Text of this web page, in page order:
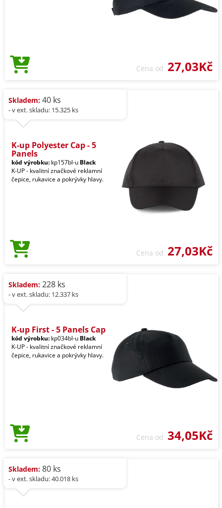
Cena od 27,03Kč
Skladem: 40 ks
- v ext. skladu: 15.325 ks
K-up Polyester Cap - 5
Panels
kód výrobku: kp157bl-u Black
K-UP - kvalitní značkové reklamní
čepice, rukavice a pokrývky hlavy.
Cena od 27,03Kč
Skladem: 228 ks
- v ext. skladu: 12.337 ks
K-up First - 5 Panels Cap
kód výrobku: kp034bl-u Black
K-UP - kvalitní značkové reklamní
čepice, rukavice a pokrývky hlavy.
Cena od 34,05Kč
Skladem: 80 ks
- v ext. skladu: 40.018 ks